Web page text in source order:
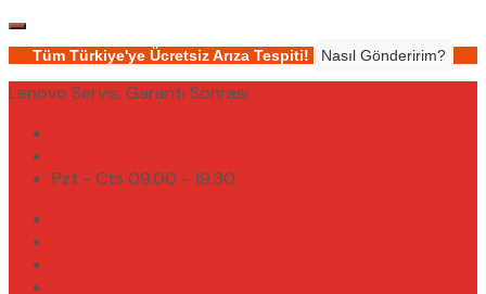
Tüm Türkiye'ye Ücretsiz Arıza Tespiti! Nasıl Gönderirim?
Lenovo Servis, Garanti Sonrası
Pzt - Cts 09.00 - 19.30